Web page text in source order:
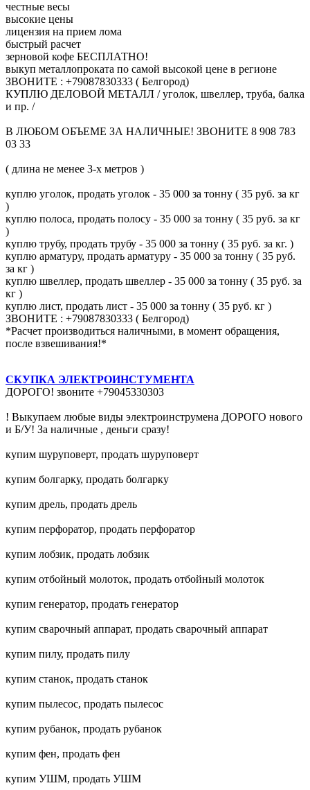
честные весы
высокие цены
лицензия на прием лома
быстрый расчет
зерновой кофе БЕСПЛАТНО!
выкуп металлопроката по самой высокой цене в регионе
ЗВОНИТЕ : +79087830333 ( Белгород)
КУПЛЮ ДЕЛОВОЙ МЕТАЛЛ / уголок, швеллер, труба, балка
и пр. /
В ЛЮБОМ ОБЪЕМЕ ЗА НАЛИЧНЫЕ! ЗВОНИТЕ 8 908 783
03 33
( длина не менее 3-х метров )
куплю уголок, продать уголок - 35 000 за тонну ( 35 руб. за кг
)
куплю полоса, продать полосу - 35 000 за тонну ( 35 руб. за кг
)
куплю трубу, продать трубу - 35 000 за тонну ( 35 руб. за кг. )
куплю арматуру, продать арматуру - 35 000 за тонну ( 35 руб.
за кг )
куплю швеллер, продать швеллер - 35 000 за тонну ( 35 руб. за
кг )
куплю лист, продать лист - 35 000 за тонну ( 35 руб. кг )
ЗВОНИТЕ : +79087830333 ( Белгород)
*Расчет производиться наличными, в момент обращения,
после взвешивания!*
СКУПКА ЭЛЕКТРОИНСТУМЕНТА
ДОРОГО! звоните +79045330303
! Выкупаем любые виды электроинструмена ДОРОГО нового
и Б/У! За наличные , деньги сразу!
купим шуруповерт, продать шуруповерт
купим болгарку, продать болгарку
купим дрель, продать дрель
купим перфоратор, продать перфоратор
купим лобзик, продать лобзик
купим отбойный молоток, продать отбойный молоток
купим генератор, продать генератор
купим сварочный аппарат, продать сварочный аппарат
купим пилу, продать пилу
купим станок, продать станок
купим пылесос, продать пылесос
купим рубанок, продать рубанок
купим фен, продать фен
купим УШМ, продать УШМ